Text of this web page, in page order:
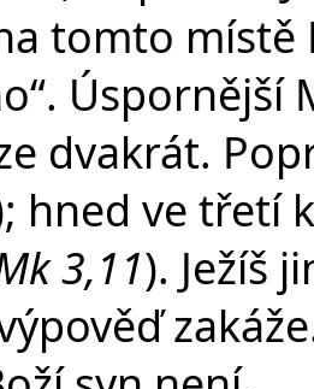
tomto místě
Úspornější
dvakrát.
hned ve třetí
3,11). Ježíš